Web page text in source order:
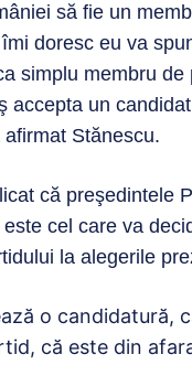
să fie un
doresc eu va
simplu membru de
accepta un candidat
afirmat Stănescu.
că preşedintele
cel care va
la alegerile
o candidatură,
că este din